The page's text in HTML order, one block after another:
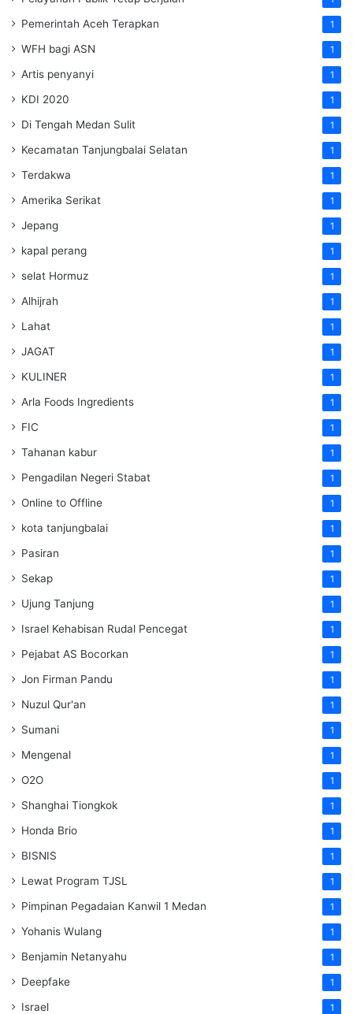
Pemerintah Aceh Terapkan 1
WFH bagi ASN 1
Artis penyanyi 1
KDI 2020 1
Di Tengah Medan Sulit 1
Kecamatan Tanjungbalai Selatan 1
Terdakwa 1
Amerika Serikat 1
Jepang 1
kapal perang 1
selat Hormuz 1
Alhijrah 1
Lahat 1
JAGAT 1
KULINER 1
Arla Foods Ingredients 1
FIC 1
Tahanan kabur 1
Pengadilan Negeri Stabat 1
Online to Offline 1
kota tanjungbalai 1
Pasiran 1
Sekap 1
Ujung Tanjung 1
Israel Kehabisan Rudal Pencegat 1
Pejabat AS Bocorkan 1
Jon Firman Pandu 1
Nuzul Qur'an 1
Sumani 1
Mengenal 1
O2O 1
Shanghai Tiongkok 1
Honda Brio 1
BISNIS 1
Lewat Program TJSL 1
Pimpinan Pegadaian Kanwil 1 Medan 1
Yohanis Wulang 1
Benjamin Netanyahu 1
Deepfake 1
Israel 1